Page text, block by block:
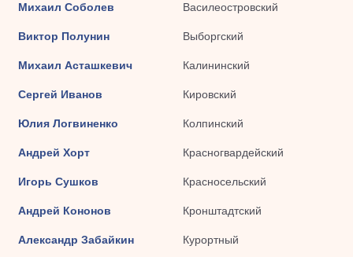
Михаил Соболев Василеостровский
Виктор Полунин Выборгский
Михаил Асташкевич Калининский
Сергей Иванов Кировский
Юлия Логвиненко Колпинский
Андрей Хорт Красногвардейский
Игорь Сушков Красносельский
Андрей Кононов Кронштадтский
Александр Забайкин Курортный